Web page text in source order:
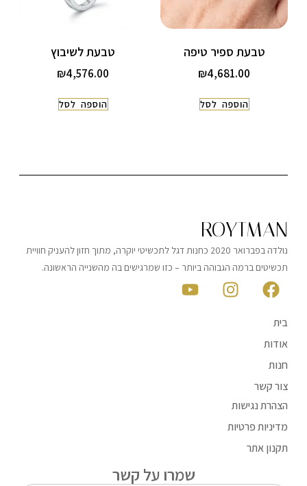
טבעת ספיר טיפה
₪4,681.00
הוספה לסל
טבעת לשיבוץ
₪4,576.00
הוספה לסל
ROYTMAN
נולדה בפברואר 2020 כחנות דגל לתכשיטי יוקרה, מתוך חזון להעניק חוויית
תכשיטים ברמה הגבוהה ביותר – כזו שמרגישים בה מהשנייה הראשונה.
בית
אודות
חנות
צור קשר
הצהרת נגישות
מדיניות פרטיות
תקנון אתר
שמרו על קשר